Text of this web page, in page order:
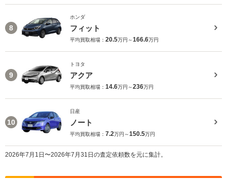
8
ホンダ
フィット
平均買取相場： 20.5万円～166.6万円
9
トヨタ
アクア
平均買取相場： 14.6万円～236万円
10
日産
ノート
平均買取相場： 7.2万円～150.5万円
2026年7月1日〜2026年7月31日の査定依頼数を元に集計。